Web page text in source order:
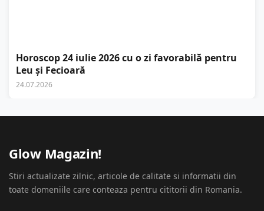
Horoscop 24 iulie 2026 cu o zi favorabilă pentru
Leu și Fecioară
24.07.2026
Glow Magazin!
Stiri actualizate zilnic, articole de calitate si informatii din
toate domeniile care conteaza pentru cititorii din Romania.